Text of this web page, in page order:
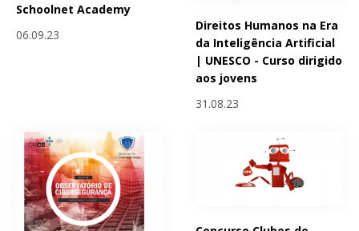
Schoolnet Academy
06.09.23
Direitos Humanos na Era
da Inteligência Artificial
| UNESCO - Curso dirigido
aos jovens
31.08.23